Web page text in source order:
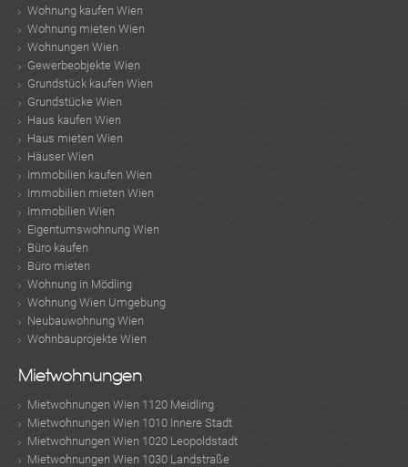
Wohnung kaufen Wien
Wohnung mieten Wien
Wohnungen Wien
Gewerbeobjekte Wien
Grundstück kaufen Wien
Grundstücke Wien
Haus kaufen Wien
Haus mieten Wien
Häuser Wien
Immobilien kaufen Wien
Immobilien mieten Wien
Immobilien Wien
Eigentumswohnung Wien
Büro kaufen
Büro mieten
Wohnung in Mödling
Wohnung Wien Umgebung
Neubauwohnung Wien
Wohnbauprojekte Wien
Mietwohnungen
Mietwohnungen Wien 1120 Meidling
Mietwohnungen Wien 1010 Innere Stadt
Mietwohnungen Wien 1020 Leopoldstadt
Mietwohnungen Wien 1030 Landstraße